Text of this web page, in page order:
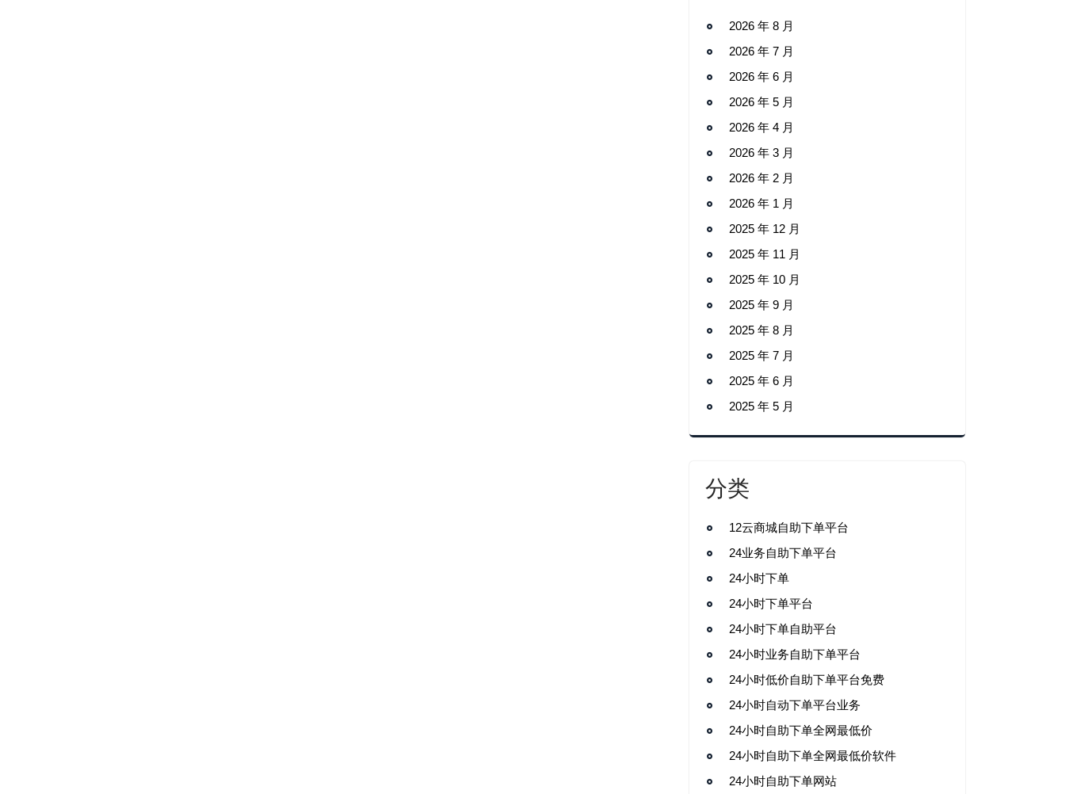
2026 年 8 月
2026 年 7 月
2026 年 6 月
2026 年 5 月
2026 年 4 月
2026 年 3 月
2026 年 2 月
2026 年 1 月
2025 年 12 月
2025 年 11 月
2025 年 10 月
2025 年 9 月
2025 年 8 月
2025 年 7 月
2025 年 6 月
2025 年 5 月
分类
12云商城自助下单平台
24业务自助下单平台
24小时下单
24小时下单平台
24小时下单自助平台
24小时业务自助下单平台
24小时低价自助下单平台免费
24小时自动下单平台业务
24小时自助下单全网最低价
24小时自助下单全网最低价软件
24小时自助下单网站